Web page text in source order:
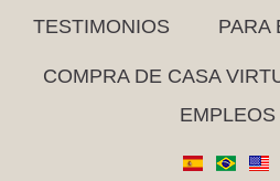
TESTIMONIOS
PARA
COMPRA DE CASA
EMPLEOS